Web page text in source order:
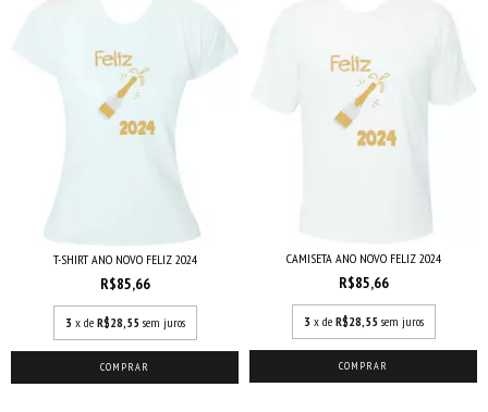
T-SHIRT ANO NOVO FELIZ 2024
R$85,66
3 x de R$28,55 sem juros
COMPRAR
CAMISETA ANO NOVO FELIZ 2024
R$85,66
3 x de R$28,55 sem juros
COMPRAR